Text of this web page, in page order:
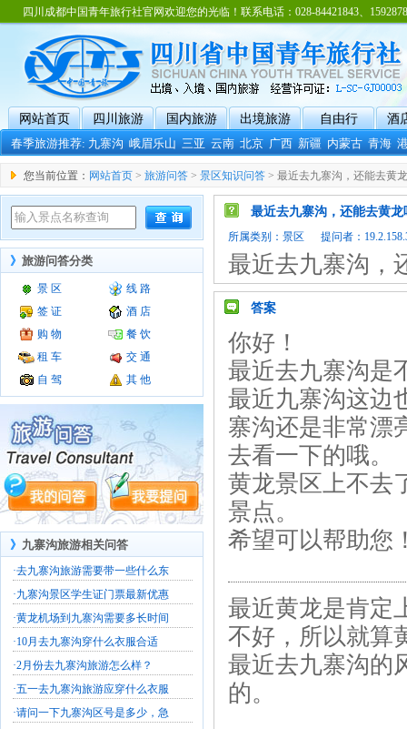
四川成都中国青年旅行社官网欢迎您的光临！联系电话：028-84421843、
网站首页 四川旅游 国内旅游 出境旅游 自由行
酒
春季旅游推荐:九寨沟 峨眉乐山 三亚 云南 北京 广西 新疆 内蒙古 青海
您当前位置： 网站首页 > 旅游问答 > 景区知识问答 > 最近去九寨沟，还能去黄
》 旅游问答分类
景 区
线 路
签 证
酒 店
购 物
餐 饮
租 车
交 通
自 驾
其 他
》 九寨沟旅游相关问答
·去九寨沟旅游需要带一些什么东
·九寨沟景区学生证门票最新优惠
·黄龙机场到九寨沟需要多长时间
·10月去九寨沟穿什么衣服合适
·2月份去九寨沟旅游怎么样？
·五一去九寨沟旅游应穿什么衣服
·请问一下九寨沟区号是多少，急
最近去九寨沟，还能去黄
所属类别： 景区 提问者：
最近去九寨沟，
答案
你好！
最近去九寨沟是
最近九寨沟这边
寨沟还是非常漂
去看一下的哦。
黄龙景区上不去
景点。
希望可以帮助您
最近黄龙是肯定
不好，所以就算
最近去九寨沟的
的。